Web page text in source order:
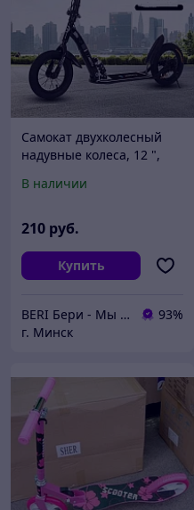
Самокат двухколесный
надувные колеса, 12 ",
подростковый, складной
В наличии
210 руб.
Купить
BERI Бери - Мы ненавидим демпинг, но нас вынуждают конкуренты
93%
г. Минск